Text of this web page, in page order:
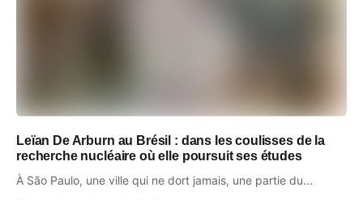
Leïan De Arburn au Brésil : dans les coulisses de la
recherche nucléaire où elle poursuit ses études
À São Paulo, une ville qui ne dort jamais, une partie du...